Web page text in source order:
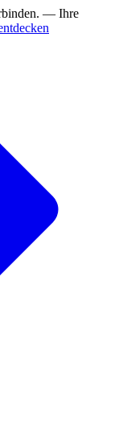
— Ihre